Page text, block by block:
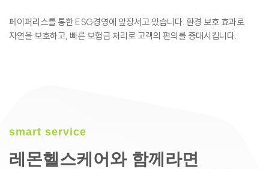
페이퍼리스를 통한 ESG경영에 앞장서고 있습니다. 환경 보호 효과로
자연을 보호하고, 빠른 보험금 처리로 고객의 편의를 증대시킵니다.
smart service
레몬헬스케어와 함께라면